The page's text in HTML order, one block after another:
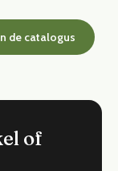
de catalogus
of